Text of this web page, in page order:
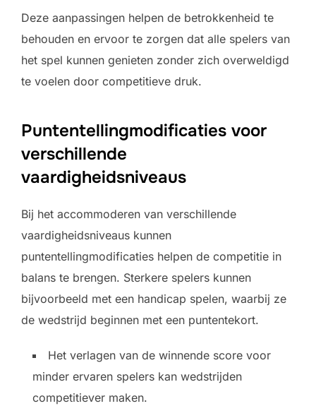
Deze aanpassingen helpen de betrokkenheid te
behouden en ervoor te zorgen dat alle spelers van
het spel kunnen genieten zonder zich overweldigd
te voelen door competitieve druk.
Puntentellingmodificaties voor
verschillende
vaardigheidsniveaus
Bij het accommoderen van verschillende
vaardigheidsniveaus kunnen
puntentellingmodificaties helpen de competitie in
balans te brengen. Sterkere spelers kunnen
bijvoorbeeld met een handicap spelen, waarbij ze
de wedstrijd beginnen met een puntentekort.
Het verlagen van de winnende score voor
minder ervaren spelers kan wedstrijden
competitiever maken.